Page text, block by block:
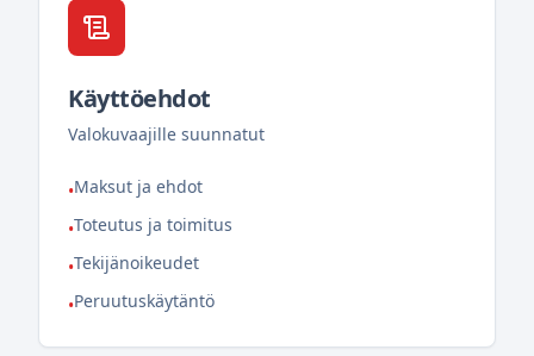
Käyttöehdot
Valokuvaajille suunnatut
•Maksut ja ehdot
•Toteutus ja toimitus
•Tekijänoikeudet
•Peruutuskäytäntö